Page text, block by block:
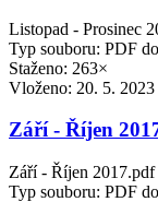
Listopad - Prosinec
Typ souboru: PDF
Staženo: 263×
Vloženo: 20. 5. 2023
Září - Říjen
Září - Říjen 2017.pdf
Typ souboru: PDF